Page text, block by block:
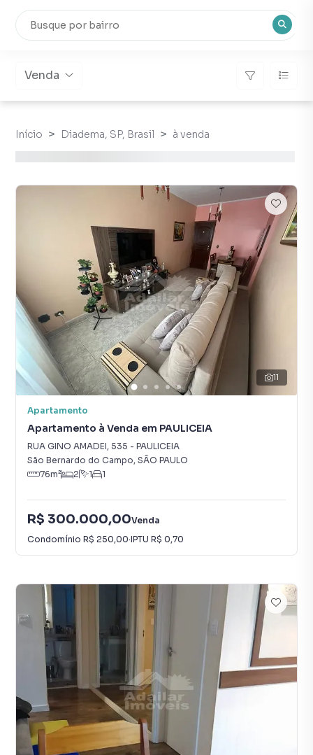
Venda
Início Diadema, SP, Brasil à venda
11
Apartamento
Apartamento à Venda em PAULICEIA
RUA GINO AMADEI, 535 - PAULICEIA
São Bernardo do Campo, SÃO PAULO
76m² 2 1 1
R$ 300.000,00Venda
Condomínio R$ 250,00·IPTU R$ 0,70